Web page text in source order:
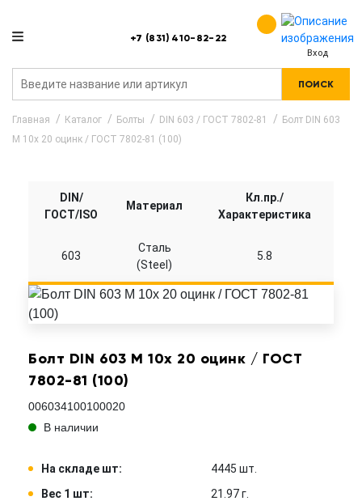
+7 (831) 410-82-22
Вход
ПОИСК
Главная Каталог Болты DIN 603 / ГОСТ 7802-81
Болт DIN 603
M 10x 20 оцинк / ГОСТ 7802-81 (100)
Болт DIN 603 M 10x 20 оцинк / ГОСТ
7802-81 (100)
006034100100020
В наличии
На складе шт:
4445 шт.
Вес 1 шт:
21.97 г.
DIN/
ГОСТ/ISO
Материал
Кл.пр./
Характеристика
603
Сталь
(Steel)
5.8